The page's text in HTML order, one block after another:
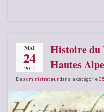
MAI
24
2015
Histoire du
Hautes
Deadministrateurdans la catégorie